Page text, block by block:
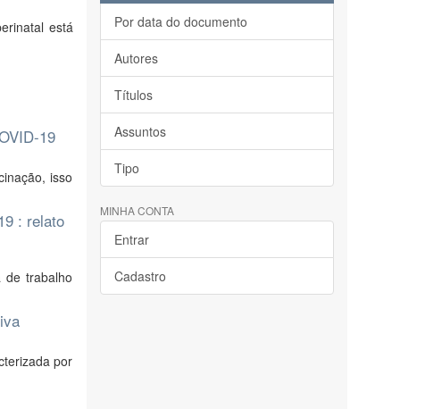
está
19
isso
: relato
de trabalho
por
Por data do documento
Autores
Títulos
Assuntos
Tipo
MINHA CONTA
Entrar
Cadastro